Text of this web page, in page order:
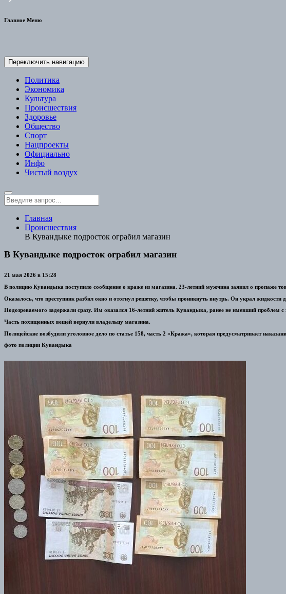
Главное Меню
Переключить навигацию
Политика
Экономика
Культура
Происшествия
Здоровье
Общество
Спорт
Нацпроекты
Официально
Инфо
Чистый воздух
Главная
Происшествия
В Кувандыке подросток ограбил магазин
В Кувандыке подросток ограбил магазин
21 мая 2026 в 15:28
В полицию Кувандыка поступило сообщение о краже из магазина. 23-летний мужчина заявил о пропаже
Оказалось, что преступник разбил окно и отогнул решетку, чтобы проникнуть внутрь. Он украл жидкости
Подозреваемого задержали сразу. Им оказался 16-летний житель Кувандыка, ранее не имевший проблем
Часть похищенных вещей вернули владельцу магазина.
Полицейские возбудили уголовное дело по статье 158, часть 2 «Кража», которая предусматривает
фото полиции Кувандыка